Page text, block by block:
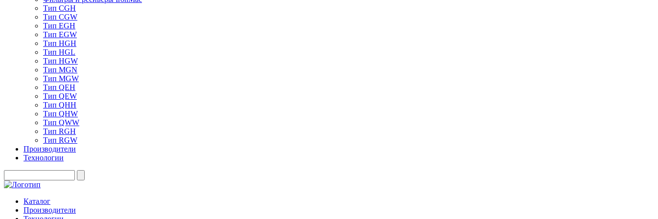
Тип CGH
Тип CGW
Тип EGH
Тип EGW
Тип HGH
Тип HGL
Тип HGW
Тип MGN
Тип MGW
Тип QEH
Тип QEW
Тип QHH
Тип QHW
Тип QWW
Тип RGH
Тип RGW
Производители
Технологии
Каталог
Производители